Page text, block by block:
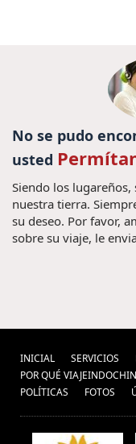
No se pudo
usted
Siendo los
nuestra tierra.
su deseo. Por favor,
sobre su viaje, le
INICIAL SERVICIOS
POR QUÉ
POLÍ­TICAS
FOTOS